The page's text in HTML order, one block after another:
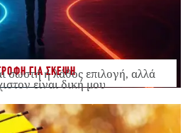
ΓΙΑ ΣΚΕΨΗ
σωστή ή λάθος επιλογή, αλλά
είναι δική μου